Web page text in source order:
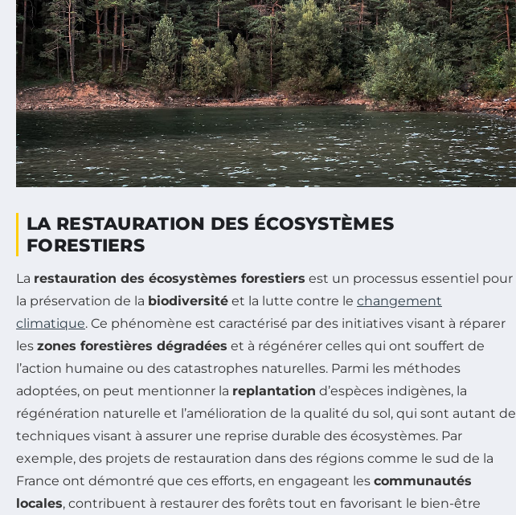
LA RESTAURATION DES ÉCOSYSTÈMES
FORESTIERS
La restauration des écosystèmes forestiers est un processus essentiel pour
la préservation de la biodiversité et la lutte contre le changement
climatique. Ce phénomène est caractérisé par des initiatives visant à réparer
les zones forestières dégradées et à régénérer celles qui ont souffert de
l’action humaine ou des catastrophes naturelles. Parmi les méthodes
adoptées, on peut mentionner la replantation d’espèces indigènes, la
régénération naturelle et l’amélioration de la qualité du sol, qui sont autant de
techniques visant à assurer une reprise durable des écosystèmes. Par
exemple, des projets de restauration dans des régions comme le sud de la
France ont démontré que ces efforts, en engageant les communautés
locales, contribuent à restaurer des forêts tout en favorisant le bien-être